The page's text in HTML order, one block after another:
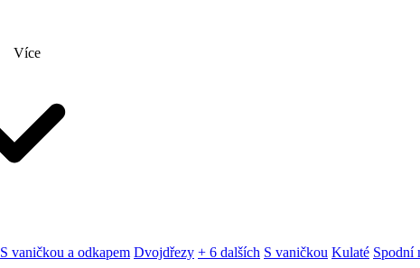
Více
S vaničkou a odkapem Dvojdřezy + 6 dalších S vaničkou Kulaté Spodní